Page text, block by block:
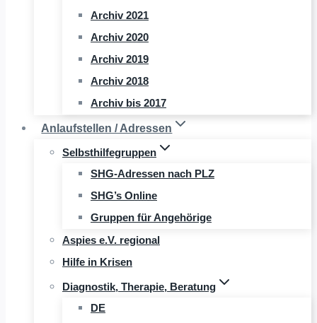
Archiv 2021
Archiv 2020
Archiv 2019
Archiv 2018
Archiv bis 2017
Anlaufstellen / Adressen
Selbsthilfegruppen
SHG-Adressen nach PLZ
SHG’s Online
Gruppen für Angehörige
Aspies e.V. regional
Hilfe in Krisen
Diagnostik, Therapie, Beratung
DE